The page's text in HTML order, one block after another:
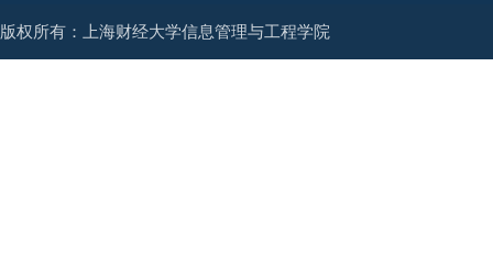
版权所有：上海财经大学信息管理与工程学院